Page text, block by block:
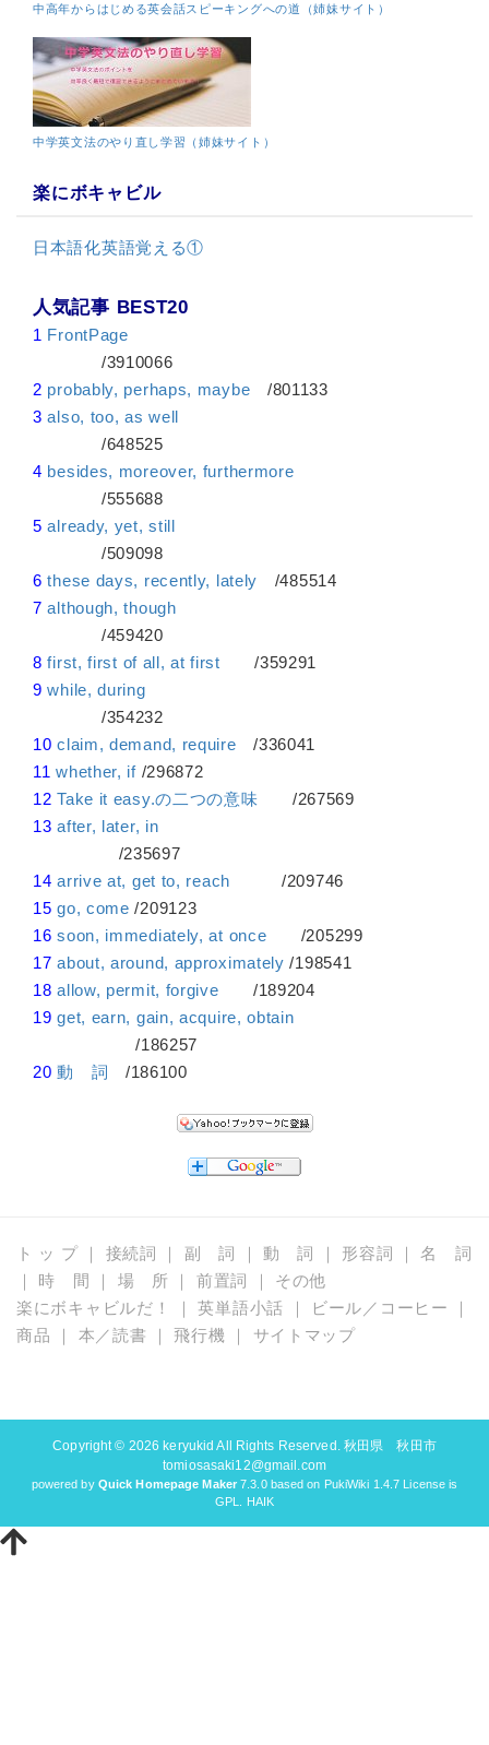
中高年からはじめる英会話スピーキングへの道（姉妹サイト）
中学英文法のやり直し学習（姉妹サイト）
楽にボキャビル
日本語化英語覚える①
人気記事 BEST20
1 FrontPage
/3910066
2 probably, perhaps, maybe /801133
3 also, too, as well
/648525
4 besides, moreover, furthermore
/555688
5 already, yet, still
/509098
6 these days, recently, lately /485514
7 although, though
/459420
8 first, first of all, at first /359291
9 while, during
/354232
10 claim, demand, require /336041
11 whether, if/296872
12 Take it easy.の二つの意味 /267569
13 after, later, in
/235697
14 arrive at, get to, reach /209746
15 go, come /209123
16 soon, immediately, at once /205299
17 about, around, approximately /198541
18 allow, permit, forgive /189204
19 get, earn, gain, acquire, obtain
/186257
20 動 詞 /186100
ト ッ プ｜ 接続詞 ｜ 副 詞 ｜ 動 詞 ｜ 形容詞 ｜名 詞
｜ 時 間 ｜ 場 所 ｜ 前置詞 ｜ その他
楽にボキャビルだ！
｜英単語小話 ｜ ビール／コーヒー ｜
商品 ｜ 本／読書 ｜ 飛行機 ｜ サイトマップ
Copyright © 2026 keryukid All Rights Reserved. 秋田県 秋田市
tomiosasaki12@gmail.com
powered by Quick Homepage Maker7.3.0 based on PukiWiki 1.4.7 License is
GPL.
HAIK